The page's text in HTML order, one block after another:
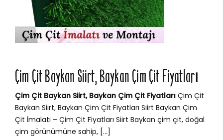
Çim Çit Baykan Siirt, Baykan Çim Çit Fiyatları
Çim Çit Baykan Siirt, Baykan Çim Çit Fiyatları Çim Çit
Baykan Siirt, Baykan Çim Çit Fiyatları Siirt Baykan Çim
Çit İmalatı – Çim Çit Fiyatları Siirt Baykan çim çit, doğal
çim görünümüne sahip, […]